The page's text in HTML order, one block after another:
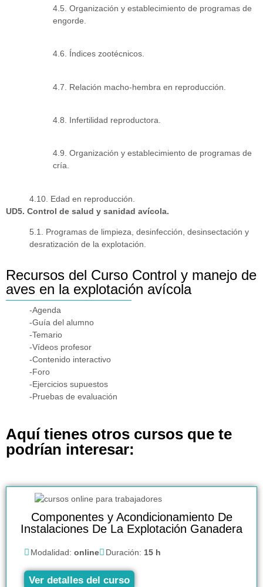
4.5. Organización y establecimiento de programas de
engorde.
4.6. Índices zootécnicos.
4.7. Relación macho-hembra en reproducción.
4.8. Infertilidad reproductora.
4.9. Organización y establecimiento de programas de
cría.
4.10. Edad en reproducción.
UD5. Control de salud y sanidad avícola.
5.1. Programas de limpieza, desinfección, desinsectación y
desratización de la explotación.
Recursos del Curso Control y manejo de
aves en la explotación avícola
-Agenda
-Guía del alumno
-Temario
-Vídeos profesor
-Contenido interactivo
-Foro
-Ejercicios supuestos
-Pruebas de evaluación
Aquí tienes otros cursos que te
podrían interesar:
Componentes y Acondicionamiento De
Instalaciones De La Explotación Ganadera
Modalidad: online Duración: 15 h
Ver detalles del curso